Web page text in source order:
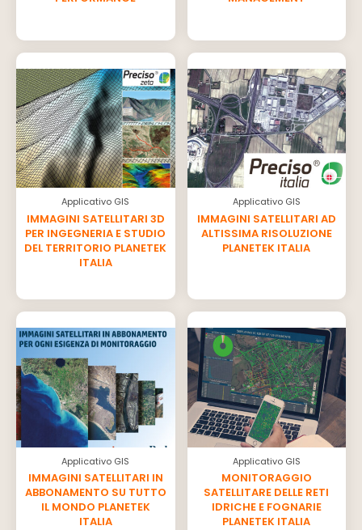
Applicativo GIS
IMMAGINI SATELLITARI 3D
PER INGEGNERIA E STUDIO
DEL TERRITORIO PLANETEK
ITALIA
Applicativo GIS
IMMAGINI SATELLITARI AD
ALTISSIMA RISOLUZIONE
PLANETEK ITALIA
Applicativo GIS
IMMAGINI SATELLITARI IN
ABBONAMENTO SU TUTTO
IL MONDO PLANETEK
ITALIA
Applicativo GIS
MONITORAGGIO
SATELLITARE DELLE RETI
IDRICHE E FOGNARIE
PLANETEK ITALIA